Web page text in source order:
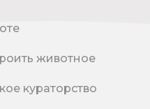
животное
кураторство